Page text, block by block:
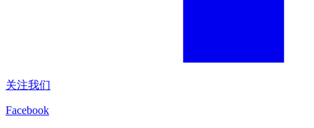
关注我们
Facebook